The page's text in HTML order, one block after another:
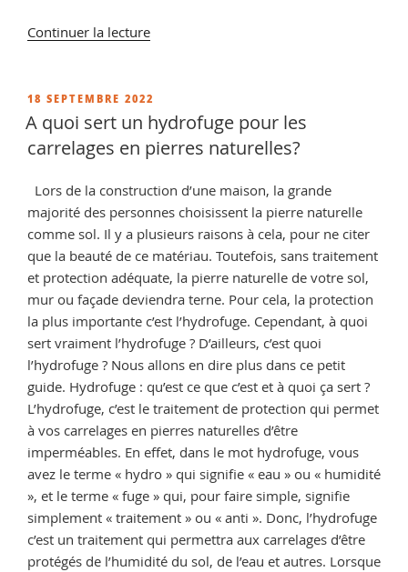
Continuer la lecturede
brique
en
terre
PUBLIÉ
LE
18 SEPTEMBRE 2022
A quoi sert un hydrofuge pour les
carrelages en pierres naturelles?
Lors de la construction d’une maison, la grande
majorité des personnes choisissent la pierre naturelle
comme sol. Il y a plusieurs raisons à cela, pour ne citer
que la beauté de ce matériau. Toutefois, sans traitement
et protection adéquate, la pierre naturelle de votre sol,
mur ou façade deviendra terne. Pour cela, la protection
la plus importante c’est l’hydrofuge. Cependant, à quoi
sert vraiment l’hydrofuge ? D’ailleurs, c’est quoi
l’hydrofuge ? Nous allons en dire plus dans ce petit
guide. Hydrofuge : qu’est ce que c’est et à quoi ça sert ?
L’hydrofuge, c’est le traitement de protection qui permet
à vos carrelages en pierres naturelles d’être
imperméables. En effet, dans le mot hydrofuge, vous
avez le terme « hydro » qui signifie « eau » ou « humidité
», et le terme « fuge » qui, pour faire simple, signifie
simplement « traitement » ou « anti ». Donc, l’hydrofuge
c’est un traitement qui permettra aux carrelages d’être
protégés de l’humidité du sol, de l’eau et autres. Lorsque